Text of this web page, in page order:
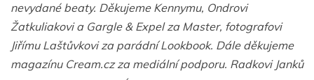
nevydané beaty. Děkujeme Kennymu, Ondrovi
Žatkuliakovi a Gargle & Expel za Master, fotografovi
Jiřímu Laštůvkovi za parádní Lookbook. Dále děkujeme
magazínu Cream.cz za mediální podporu. Radkovi Janků